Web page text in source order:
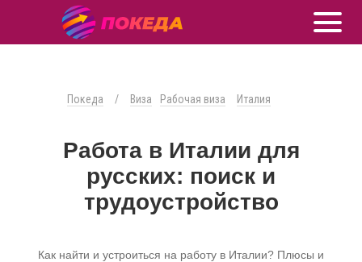
Покеда / Виза Рабочая виза Италия
Работа в Италии для
русских: поиск и
трудоустройство
Как найти и устроиться на работу в Италии? Плюсы и